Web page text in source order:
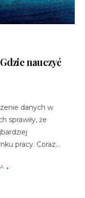
nauczyć
danych w
sprawiły, że
pracy. Coraz…